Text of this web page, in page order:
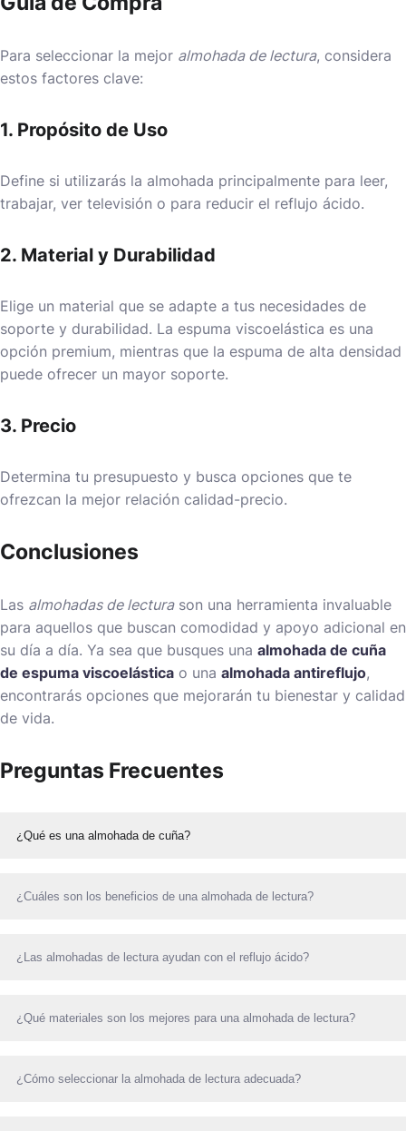
Para seleccionar la mejor almohada de lectura, considera
estos factores clave:
1. Propósito de Uso
Define si utilizarás la almohada principalmente para leer,
trabajar, ver televisión o para reducir el reflujo ácido.
2. Material y Durabilidad
Elige un material que se adapte a tus necesidades de
soporte y durabilidad. La espuma viscoelástica es una
opción premium, mientras que la espuma de alta densidad
puede ofrecer un mayor soporte.
3. Precio
Determina tu presupuesto y busca opciones que te
ofrezcan la mejor relación calidad-precio.
Conclusiones
Las almohadas de lecturason una herramienta invaluable
para aquellos que buscan comodidad y apoyo adicional en
su día a día. Ya sea que busques una almohada de cuña
de espuma viscoelástica o una almohada antireflujo,
encontrarás opciones que mejorarán tu bienestar y calidad
de vida.
Preguntas Frecuentes
¿Qué es una almohada de cuña?
¿Cuáles son los beneficios de una almohada de lectura?
¿Las almohadas de lectura ayudan con el reflujo ácido?
¿Qué materiales son los mejores para una almohada de lectura?
¿Cómo seleccionar la almohada de lectura adecuada?